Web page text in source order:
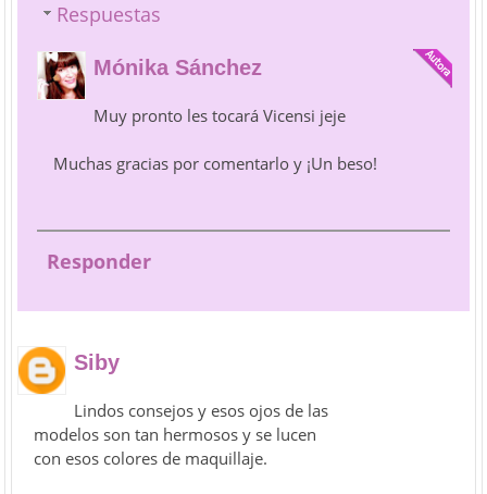
Respuestas
Mónika Sánchez
Muy pronto les tocará Vicensi jeje
Muchas gracias por comentarlo y ¡Un beso!
Responder
Siby
Lindos consejos y esos ojos de las
modelos son tan hermosos y se lucen
con esos colores de maquillaje.